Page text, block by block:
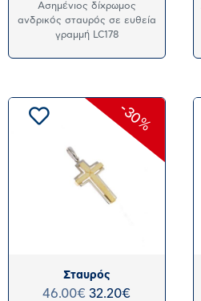
Ασημένιος δίχρωμος
ανδρικός σταυρός σε ευθεία
γραμμή LC178
Σταυρός
46.00€ 32.20€
-30%